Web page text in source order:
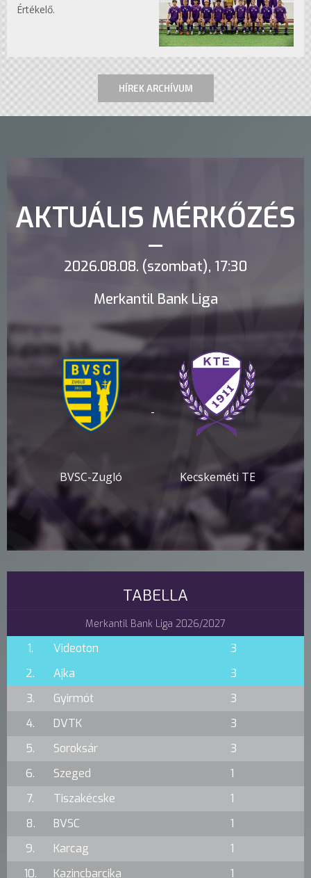
Értékelő.
HÍREK ARCHÍVUM
AKTUÁLIS MÉRKŐZÉS
2026.08.08. (szombat), 17:30
Merkantil Bank Liga
BVSC-Zugló
-
Kecskeméti TE
TABELLA
Merkantil Bank Liga 2026/2027
1. Videoton
3
2.
Ajka
3
3.
Gyirmót
3
4.
DVTK
3
5.
Soroksár
3
6.
Szeged
1
7.
Tiszakécske
1
8.
BVSC
1
9.
Karcag
1
10.
Kazincbarcika 1